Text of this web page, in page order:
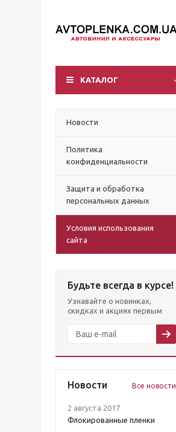
КАТАЛОГ
Новости
Политика
конфиденциальности
Защита и обработка
персональных данных
Условия использования
сайта
Будьте всегда в курсе!
Узнавайте о новинках,
скидках и акциях первым
Новости Все новости
2 августа 2017
Флокированные пленки